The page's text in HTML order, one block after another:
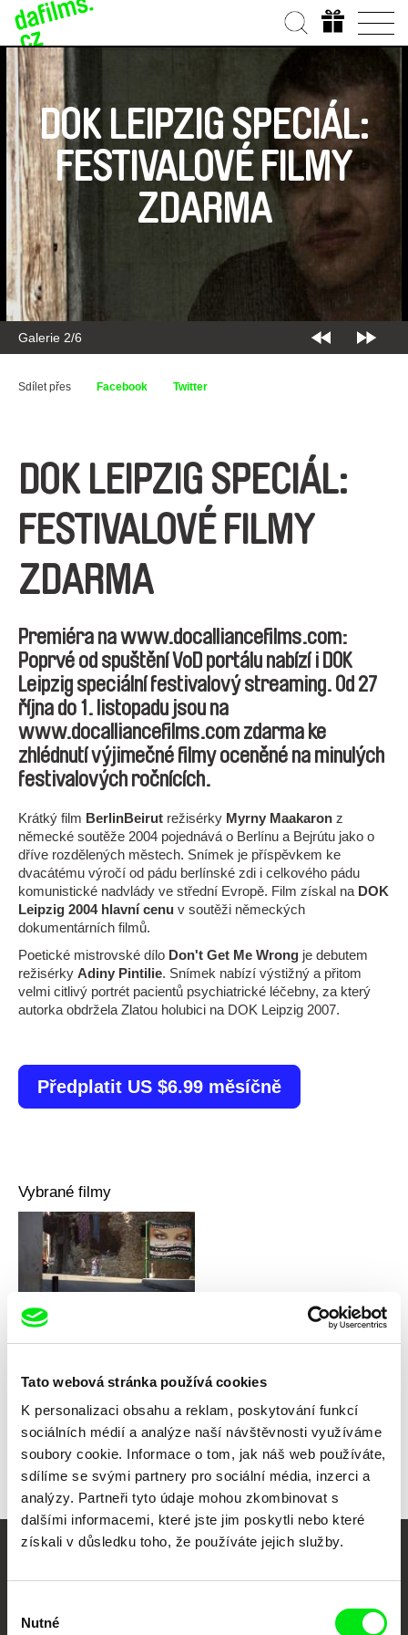
Tato webová stránka používá cookies
K personalizaci obsahu a reklam, poskytování funkcí
sociálních médií a analýze naší návštěvnosti využíváme
soubory cookie. Informace o tom, jak náš web používáte,
sdílíme se svými partnery pro sociální média, inzerci a
analýzy. Partneři tyto údaje mohou zkombinovat s
dalšími informacemi, které jste jim poskytli nebo které
získali v důsledku toho, že používáte jejich služby.
souhlasu
Nutné
Galerie 2/6
DOK LEIPZIG SPECIÁL:
FESTIVALOVÉ FILMY
ZDARMA
Sdílet přes Facebook Twitter
DOK LEIPZIG SPECIÁL:
FESTIVALOVÉ FILMY
ZDARMA
Premiéra na www.docalliancefilms.com:
Poprvé od spuštění VoD portálu nabízí i DOK
Leipzig speciální festivalový streaming. Od 27
října do 1. listopadu jsou na
www.docalliancefilms.com zdarma ke
zhlédnutí výjimečné filmy oceněné na minulých
festivalových ročnících.
Krátký film BerlinBeirut režisérky Myrny Maakaron z
německé soutěže 2004 pojednává o Berlínu a Bejrútu jako o
dříve rozdělených městech. Snímek je příspěvkem ke
dvacátému výročí od pádu berlínské zdi i celkového pádu
komunistické nadvlády ve střední Evropě. Film získal na DOK
Leipzig 2004 hlavní cenu v soutěži německých
dokumentárních filmů.
Poetické mistrovské dílo Don't Get Me Wrong je debutem
režisérky Adiny Pintilie. Snímek nabízí výstižný a přitom
velmi citlivý portrét pacientů psychiatrické léčebny, za který
autorka obdržela Zlatou holubici na DOK Leipzig 2007.
Předplatit US $6.99 měsíčně
Vybrané filmy
Myrna Maakaron
BerlinBeirut
Zpět na všechny výběry